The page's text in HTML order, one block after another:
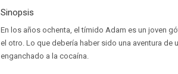
Sinopsis
En los años ochenta, el tímido Adam es un joven
el otro. Lo que debería haber sido una aventura de
enganchado a la cocaína.